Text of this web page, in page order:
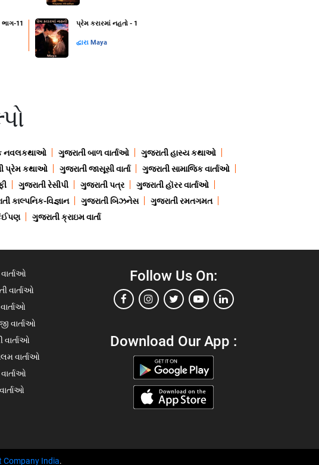
11 પ્રેમ કરારમાં નહતો - 1
દ્વારા Maya
નવલકથાઓ ગુજરાતી બાળ વાર્તાઓ
ગુજરાતી હાસ્ય કથાઓ
પ્રેમ કથાઓ ગુજરાતી જાસૂસી વાર્તા
ગુજરાતી સામાજિક વાર્તાઓ
ગુજરાતી રેસીપી ગુજરાતી પત્ર
ગુજરાતી હૉરર વાર્તાઓ
કાલ્પનિક-વિજ્ઞાન ગુજરાતી બિઝનેસ
ગુજરાતી રમતગમત
ગુજરાતી ક્રાઇમ વાર્તા
વાર્તાઓ
વાર્તાઓ
વાર્તાઓ
વાર્તાઓ
વાર્તાઓ
Follow Us On:
Download Our App :
Company India.